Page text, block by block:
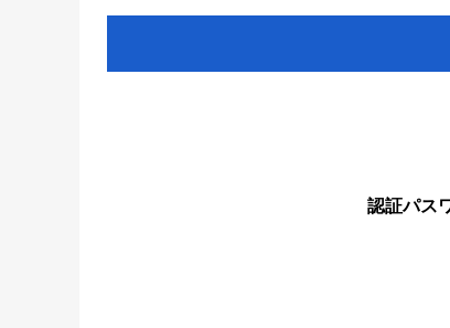
認証パス